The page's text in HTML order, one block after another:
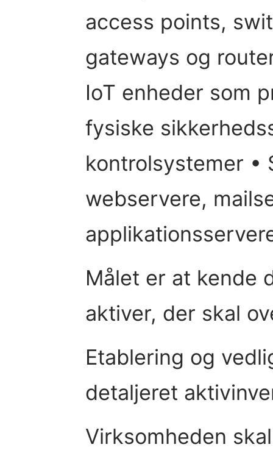
access points,
gateways og
IoT enheder som
fysiske
kontrolsystemer •
webservere,
Målet er at kende
aktiver, der skal
Etablering og
detaljeret
Virksomheden